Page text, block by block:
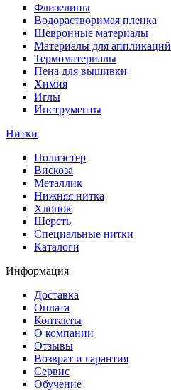
Флизелины
Водорастворимая пленка
Шевронные материалы
Материалы для аппликаций
Термоматериалы
Пена для вышивки
Химия
Иглы
Инструменты
Нитки
Полиэстер
Вискоза
Металлик
Нижняя нитка
Хлопок
Шерсть
Специальные нитки
Каталоги
Информация
Доставка
Оплата
Контакты
О компании
Отзывы
Возврат и гарантия
Сервис
Обучение